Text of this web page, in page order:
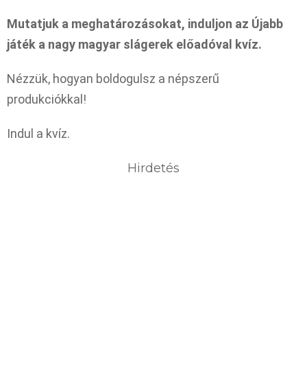
Mutatjuk a meghatározásokat, induljon az Újabb
játék a nagy magyar slágerek előadóval kvíz.
Nézzük, hogyan boldogulsz a népszerű
produkciókkal!
Indul a kvíz.
Hirdetés